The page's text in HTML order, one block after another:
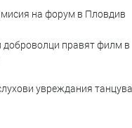
на форум в Пловдив
доброволци правят филм в
увреждания